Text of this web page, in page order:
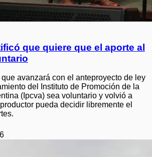
que quiere que el aporte al
avanzará con el anteproyecto de ley
del Instituto de Promoción de la
(Ipcva) sea voluntario y volvió a
pueda decidir libremente el